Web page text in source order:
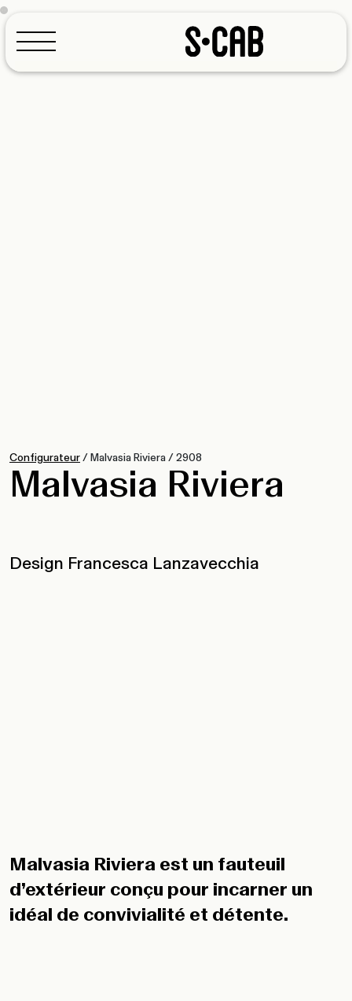
Configurateur/Malvasia Riviera/2908
Malvasia Riviera
Design Francesca Lanzavecchia
Malvasia Riviera est un fauteuil
d’extérieur conçu pour incarner un
idéal de convivialité et détente.